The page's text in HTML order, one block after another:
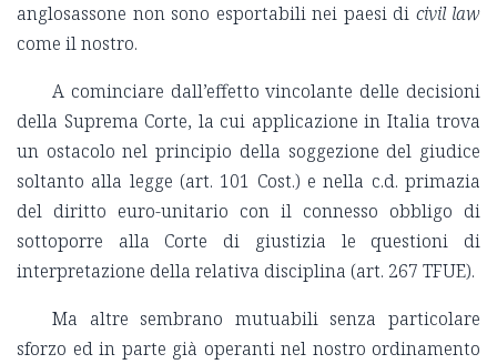
anglosassone non sono esportabili nei paesi di civil law
come il nostro.
A cominciare dall’effetto vincolante delle decisioni
della Suprema Corte, la cui applicazione in Italia trova
un ostacolo nel principio della soggezione del giudice
soltanto alla legge (art. 101 Cost.) e nella c.d. primazia
del diritto euro-unitario con il connesso obbligo di
sottoporre alla Corte di giustizia le questioni di
interpretazione della relativa disciplina (art. 267 TFUE).
Ma altre sembrano mutuabili senza particolare
sforzo ed in parte già operanti nel nostro ordinamento